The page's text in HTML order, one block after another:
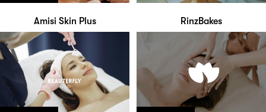
Amisi Skin Plus RinzBakes